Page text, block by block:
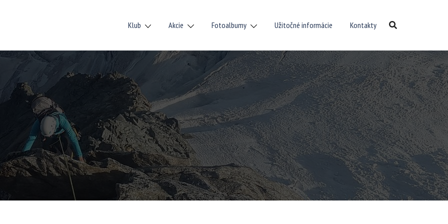
Klub Akcie Fotoalbumy Užitočné informácie Kontakty